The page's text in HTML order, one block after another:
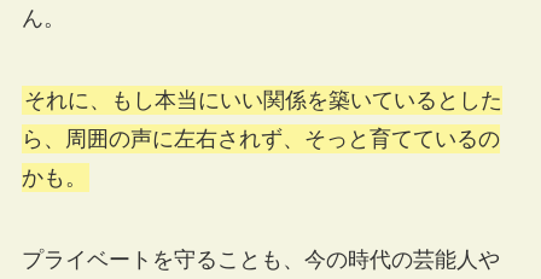
ん。
それに、もし本当にいい関係を築いているとした
ら、周囲の声に左右されず、そっと育てているの
かも。
プライベートを守ることも、今の時代の芸能人や